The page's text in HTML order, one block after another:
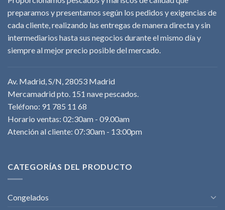
preparamos y presentamos según los pedidos y exigencias de
cada cliente, realizando las entregas de manera directa y sin
intermediarios hasta sus negocios durante el mismo día y
siempre al mejor precio posible del mercado.
Av. Madrid, S/N, 28053 Madrid
Mercamadrid pto. 151 nave pescados.
Teléfono: 91 785 11 68
Horario ventas: 02:30am - 09.00am
Atención al cliente: 07:30am - 13:00pm
CATEGORÍAS DEL PRODUCTO
Congelados